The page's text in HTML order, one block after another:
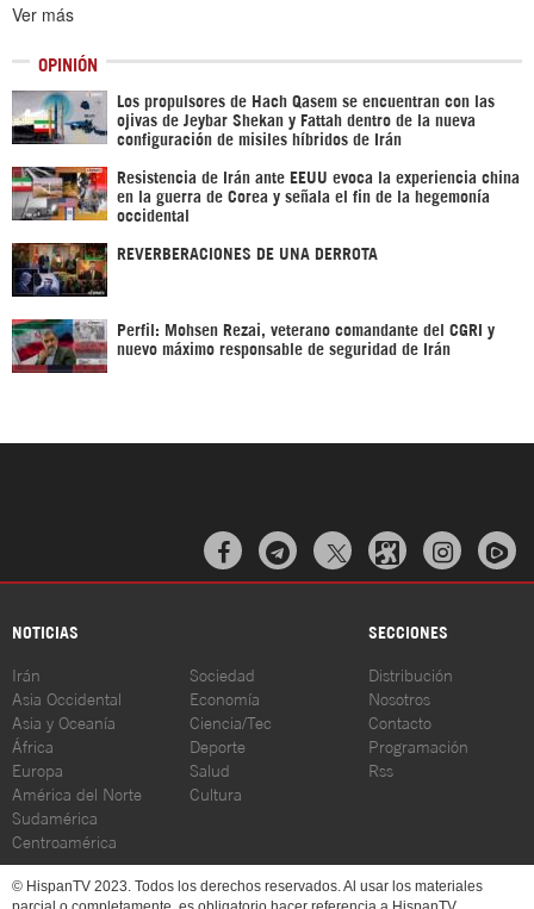
Ver más
OPINIÓN
Los propulsores de Hach Qasem se encuentran con las
ojivas de Jeybar Shekan y Fattah dentro de la nueva
configuración de misiles híbridos de Irán
Resistencia de Irán ante EEUU evoca la experiencia china
en la guerra de Corea y señala el fin de la hegemonía
occidental
REVERBERACIONES DE UNA DERROTA
Perfil: Mohsen Rezai, veterano comandante del CGRI y
nuevo máximo responsable de seguridad de Irán
  
NOTICIAS SECCIONES
Irán
Asia Occidental
Asia y Oceanía
África
Europa
América del Norte
Sudamérica
Centroamérica
Sociedad
Economía
Ciencia/Tec
Deporte
Salud
Cultura
Distribución
Nosotros
Contacto
Programación
Rss
© HispanTV 2023. Todos los derechos reservados. Al usar los materiales